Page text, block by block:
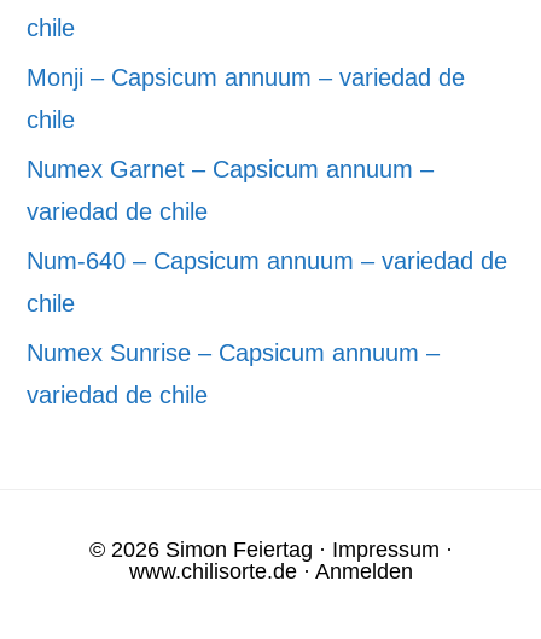
chile
Monji – Capsicum annuum – variedad de
chile
Numex Garnet – Capsicum annuum –
variedad de chile
Num-640 – Capsicum annuum – variedad de
chile
Numex Sunrise – Capsicum annuum –
variedad de chile
© 2026 Simon Feiertag · Impressum ·
www.chilisorte.de· Anmelden